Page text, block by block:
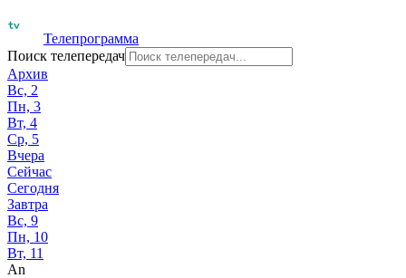
Телепрограмма
Поиск телепередач
Архив
Вс, 2
Пн, 3
Вт, 4
Ср, 5
Вчера
Сейчас
Сегодня
Завтра
Вс, 9
Пн, 10
Вт, 11
An